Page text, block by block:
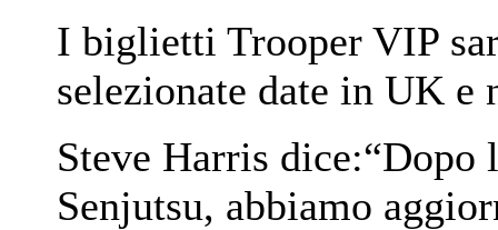
I biglietti Trooper VIP
selezionate date in UK e
Steve Harris
Senjutsu, abbiamo